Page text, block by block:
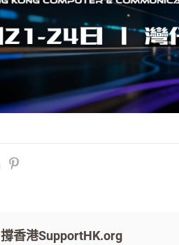
撐香港​SupportHK.org